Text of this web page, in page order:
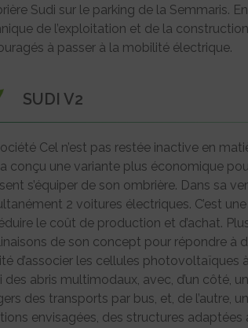
Sudi sur le parking de la Semmaris.
de l’exploitation et de la
à passer à la mobilité électrique.
SUDI V2
Cel n’est pas restée inactive en
a conçu une variante plus économique
s’équiper de son ombrière. Dans sa
2 voitures électriques. C’est
le coût de production et d’achat.
de son concept pour répondre à
d’associer les cellules
des abris multimodaux, avec, d’un côté,
des transports par bus, et, de l’autre,
envisagées, des structures